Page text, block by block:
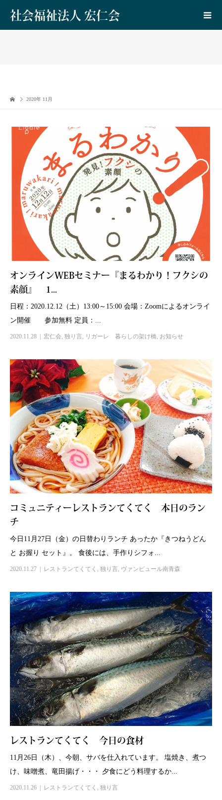
社会福祉法人 宏仁会
2020年 11月
オンラインWEBセミナー『まるわかり！フクシの
素顔』 1...
日程：2020.12.12（土）13:00～15:00 会場：Zoomによるオンライ
ン開催 参加無料 定員：...
2020.11.28 宏仁会, 独り言, リガーレ 暮らしの架け橋, お知らせ
コミュニティーレストランてくてく 本日のラン
チ
今日11月27日（金）の日替わりランチ あったか『きつねうどん
と お握り セット』。 食後には、手作りシフォ...
2020.11.27 レストランてくてく , 独り言, ヴァンピュール南青森
レストランてくてく 今日の食材
11月26日（木）、今朝、サバを仕入れています。 塩焼き、煮つ
け、味噌煮、竜田揚げ・・・ 夕食にどう料理するか...
2020.11.26 レストランてくてく , 独り言